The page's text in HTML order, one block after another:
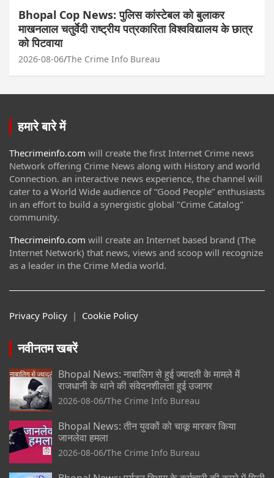
Bhopal Cop News: पुलिस कांस्टेबल को बुलाकर
माखनलाल चतुर्वेदी राष्ट्रीय पत्रकारिता विश्वविद्यालय के छात्र
को पिटवाया
2026-08-06 The Crime Info Bureau
हमारे बारे में
Thecrimeinfo.com will create the first Internet Crime news
Network offering Crime News along with History and world
Connection. an interactive news experience, the channel will
cater to a World Wide audience of “Good People” enthusiasts
in an effort to build a synergistic global "Crime Catalog"
community.
Thecrimeinfo.com will create an Internet based brand (The
Internet Network) that news, views and scoop will recognize
as a leader in the Crime Media world.
Privacy Policy | Cookie Policy
नवीनतम खबरें
Bhopal News: नाबालिग से हुई ज्यादती के मामले में
राजधानी के थाने की संवेदनशीलता हुई उजागर
2026-08-06 The Crime Info Bureau
Bhopal News: तीन युवकों को चाकू मारकर किया
जानलेवा हमला
2026-08-06 The Crime Info Bureau